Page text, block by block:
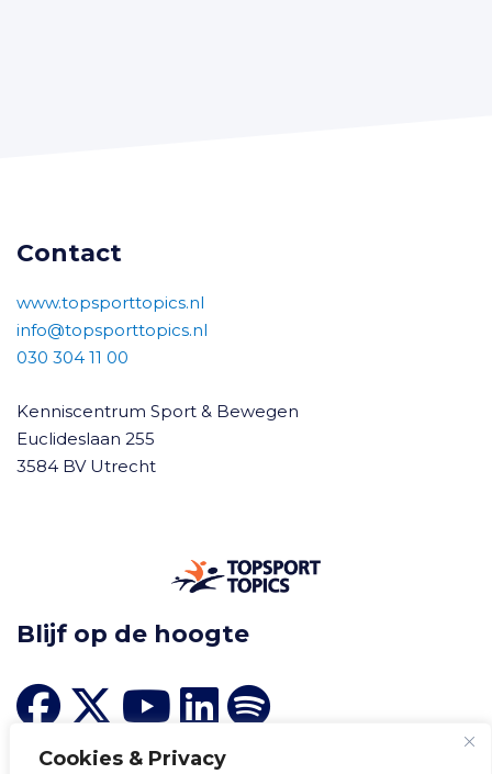
Cookies & Privacy
Contact
www.topsporttopics.nl
info@topsporttopics.nl
030 304 11 00
Kenniscentrum Sport & Bewegen
Euclideslaan 255
3584 BV Utrecht
Blijf op de hoogte